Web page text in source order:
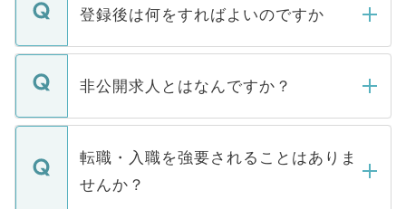
登録後は何をすればよいのですか
ご登録いただきましたら、弊社担当者がご
登録内容を確認し、その後メールもしくは
ます。通常、5営業日以内にはご連絡をせて
いただきますので、しばらくお待ちくださ
非公開求人とはなんですか？
マイナビDOCTORで取り扱っている求人の
うち約3割は、Webサイトからご覧いただ
けない「非公開求人」です。非公開求人は
下記の理由によって、一般には公開してい
転職・入職を強要されることはありま
せんか？